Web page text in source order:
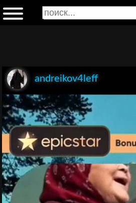
andreikov4leff